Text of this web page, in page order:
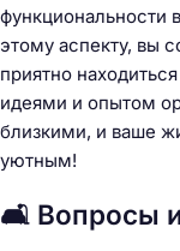
функциональности
этому аспекту, вы
приятно
идеями и опытом
близкими, и ваше
уютным!
🛋️ Вопросы